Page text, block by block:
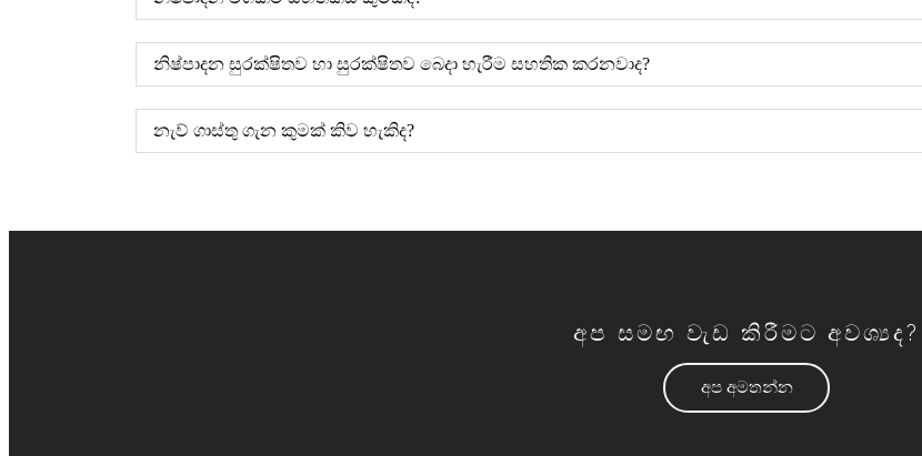
නිෂ්පාදන සුරක්ෂිතව හා සුරක්ෂිතව බෙදා හැරීම සහතික කරනවාද?
නැව් ගාස්තු ගැන කුමක් කිව හැකිද?
අප සමඟ වැඩ කිරීමට අවශ්‍යද?
අප අමතන්න